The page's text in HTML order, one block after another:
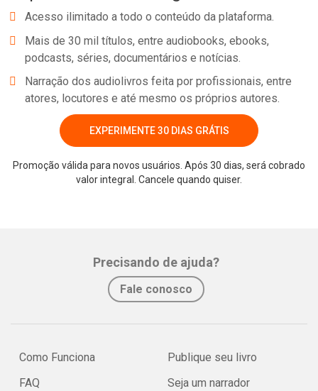
Acesso ilimitado a todo o conteúdo da plataforma.
Mais de 30 mil títulos, entre audiobooks, ebooks,
podcasts, séries, documentários e notícias.
Narração dos audiolivros feita por profissionais, entre
atores, locutores e até mesmo os próprios autores.
EXPERIMENTE 30 DIAS GRÁTIS
Promoção válida para novos usuários. Após 30 dias, será cobrado
valor integral. Cancele quando quiser.
Precisando de ajuda?
Fale conosco
Como Funciona
FAQ
Publique seu livro
Seja um narrador